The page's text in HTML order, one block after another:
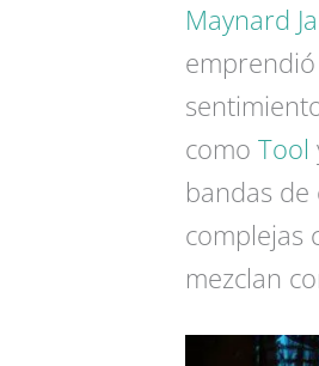
Maynard
como Tool
bandas
complejas
mezclan